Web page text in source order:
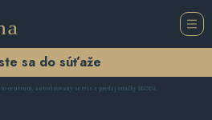
sa do súťaže
centrum, autorizovaný servis a predaj značky ŠKODA